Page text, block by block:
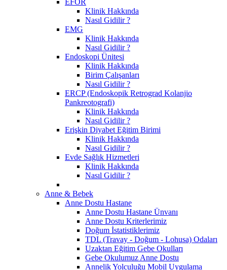
Klinik Hakkında
Nasıl Gidilir ?
EMG
Klinik Hakkında
Nasıl Gidilir ?
Endoskopi Ünitesi
Klinik Hakkında
Birim Çalışanları
Nasıl Gidilir ?
ERCP (Endoskopik Retrograd Kolanjio
Pankreotografi)
Klinik Hakkında
Nasıl Gidilir ?
Erişkin Diyabet Eğitim Birimi
Klinik Hakkında
Nasıl Gidilir ?
Evde Sağlık Hizmetleri
Klinik Hakkında
Nasıl Gidilir ?
Anne & Bebek
Anne Dostu Hastane
Anne Dostu Hastane Ünvanı
Anne Dostu Kriterlerimiz
Doğum İstatistiklerimiz
TDL (Travay - Doğum - Lohusa) Odaları
Uzaktan Eğitim Gebe Okulları
Gebe Okulumuz Anne Dostu
Annelik Yolculuğu Mobil Uygulama